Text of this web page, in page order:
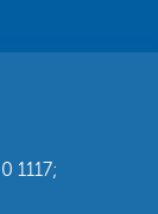
1117;